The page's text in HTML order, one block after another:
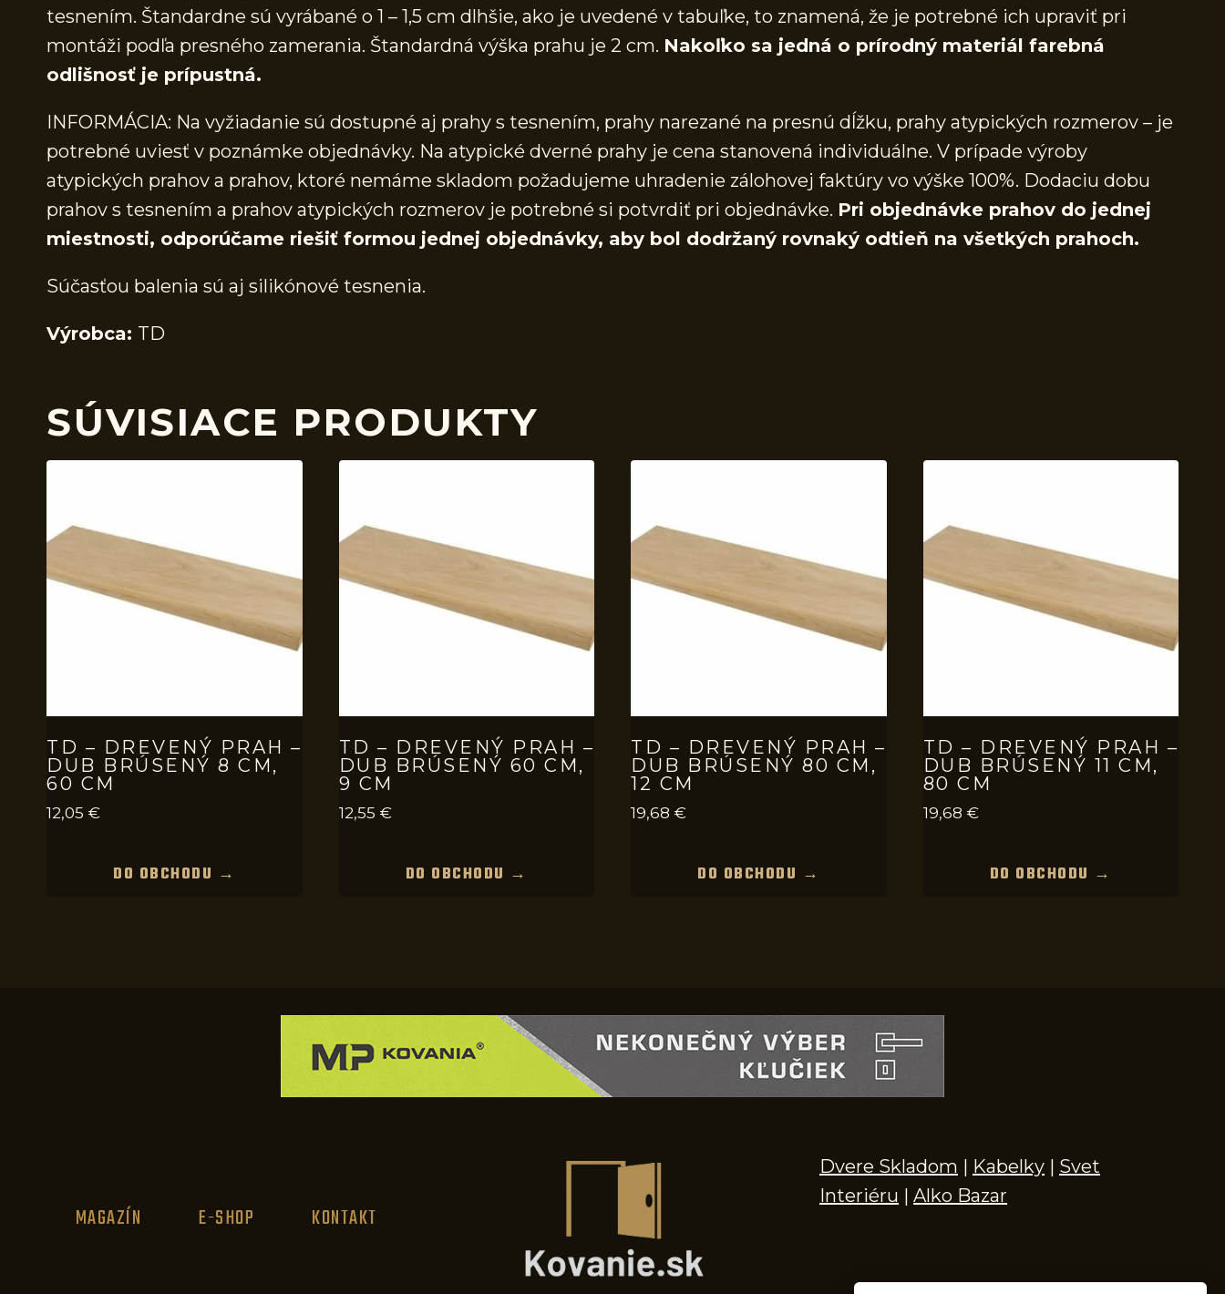
tesnením. Štandardne sú vyrábané o 1 – 1,5 cm dlhšie, ako je uvedené v tabuľke, to znamená, že je potrebné ich upraviť pri
montáži podľa presného zamerania. Štandardná výška prahu je 2 cm. Nakoľko sa jedná o prírodný materiál farebná
odlišnosť je prípustná.
INFORMÁCIA: Na vyžiadanie sú dostupné aj prahy s tesnením, prahy narezané na presnú dĺžku, prahy atypických rozmerov – je
potrebné uviesť v poznámke objednávky. Na atypické dverné prahy je cena stanovená individuálne. V prípade výroby
atypických prahov a prahov, ktoré nemáme skladom požadujeme uhradenie zálohovej faktúry vo výške 100%. Dodaciu dobu
prahov s tesnením a prahov atypických rozmerov je potrebné si potvrdiť pri objednávke. Pri objednávke prahov do jednej
miestnosti, odporúčame riešiť formou jednej objednávky, aby bol dodržaný rovnaký odtieň na všetkých prahoch.
Súčasťou balenia sú aj silikónové tesnenia.
Výrobca: TD
SÚVISIACE PRODUKTY
TD – DREVENÝ PRAH –
DUB BRÚSENÝ 8 CM,
60 CM
12,05 €
DO OBCHODU →
TD – DREVENÝ PRAH –
DUB BRÚSENÝ 60 CM,
9 CM
12,55 €
DO OBCHODU →
TD – DREVENÝ PRAH –
DUB BRÚSENÝ 80 CM,
12 CM
19,68 €
DO OBCHODU →
TD – DREVENÝ PRAH –
DUB BRÚSENÝ 11 CM,
80 CM
19,68 €
DO OBCHODU →
MAGAZÍN E-SHOP KONTAKT
Dvere Skladom | Kabelky | Svet
Interiéru | Alko Bazar